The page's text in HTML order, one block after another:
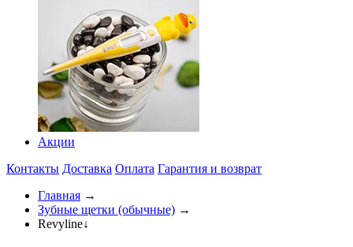
Акции
Контакты Доставка Оплата Гарантия и возврат
Главная →
Зубные щетки (обычные) →
Revyline↓